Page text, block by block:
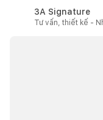
3A Signature
Tư vấn, thiết kế -